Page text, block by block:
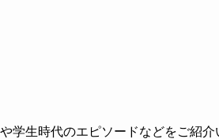
学生時代のエピソードなどをご紹介